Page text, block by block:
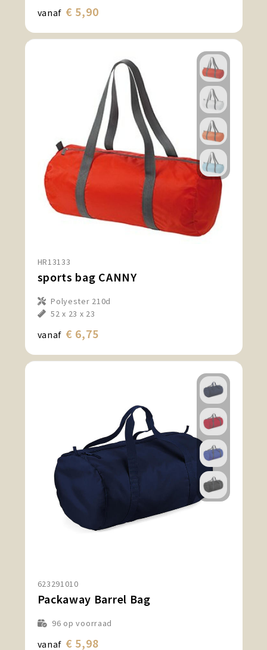
vanaf € 5,90
HR13133
sports bag CANNY
Polyester 210d
52 x 23 x 23
vanaf € 6,75
623291010
Packaway Barrel Bag
96 op voorraad
vanaf € 5,98